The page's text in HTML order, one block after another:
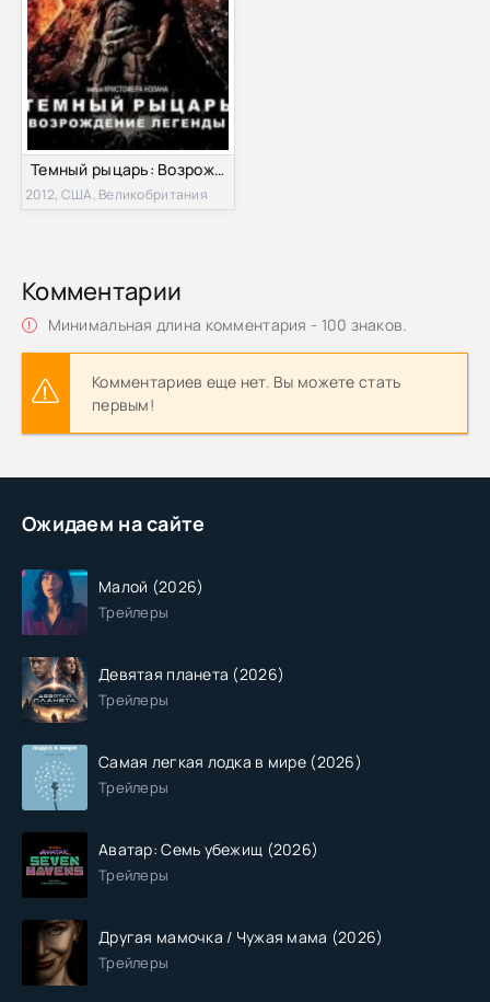
Ожидаем на сайте
Малой (2026)
Трейлеры
Девятая планета (2026)
Трейлеры
Самая легкая лодка в мире (2026)
Трейлеры
Аватар: Семь убежищ (2026)
Трейлеры
Другая мамочка / Чужая мама (2026)
Трейлеры
Темный рыцарь: Возрождение легенды (2012)
2012, США, Великобритания
Комментарии
Минимальная длина комментария - 100 знаков.
Комментариев еще нет. Вы можете стать
первым!